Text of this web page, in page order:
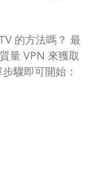
的方法嗎？ 最
量 VPN 來獲取
驟即可開始：